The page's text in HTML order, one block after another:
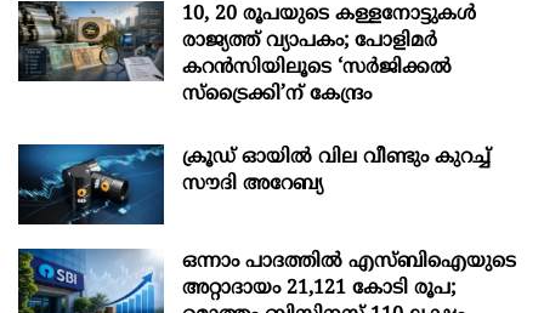
10, 20 രൂപയുടെ കള്ളനോട്ടുകൾ
രാജ്യത്ത് വ്യാപകം; പോളിമർ
കറൻസിയിലൂടെ ‘സർജിക്കൽ
സ്ട്രെെക്കി’ന് കേന്ദ്രം
ക്രൂഡ് ഓയിൽ വില വീണ്ടും കുറച്ച്
സൗദി അറേബ്യ
ഒന്നാം പാദത്തിൽ എസ്ബിഐയുടെ
അറ്റാദായം 21,121 കോടി രൂപ;